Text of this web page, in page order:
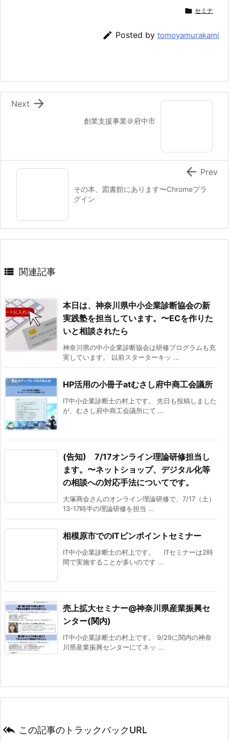
 セミナ
 Posted by tomoyamurakami
創業支援事業＠府中市

Next
その本、図書館にあります〜Chromeプラ
グイン
 Prev
 関連記事
本日は、神奈川県中小企業診断協会の新
実践塾を担当しています。〜ECを作りた
いと相談されたら
神奈川県の中小企業診断協会は研修プログラムも充
実しています。 以前スターターキッ ...
HP活用の小冊子atむさし府中商工会議所
IT中小企業診断士の村上です。 先日も投稿しました
が、むさし府中商工会議所にて ...
(告知) 7/17オンライン理論研修担当し
ます。〜ネットショップ、デジタル化等
の相談への対応手法についてです。
大塚商会さんのオンライン理論研修で、7/17（土）
13-17時半の理論研修を担当 ...
相模原市でのITピンポイントセミナー
IT中小企業診断士の村上です。 ITセミナーは2時
間で実施することが多いのです ...
売上拡大セミナー@神奈川県産業振興セ
ンター(関内)
IT中小企業診断士の村上です。 9/29に関内の神奈
川県産業振興センターにてネッ ...
 この記事のトラックバックURL